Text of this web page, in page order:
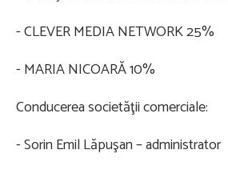
- CLEVER MEDIA NETWORK 25%
- MARIA NICOARĂ 10%
Conducerea societăţii comerciale:
- Sorin Emil Lăpuşan – administrator